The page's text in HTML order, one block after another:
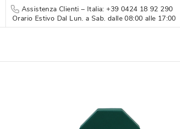
Assistenza Clienti – Italia: +39 0424 18 92 290
Orario Estivo Dal Lun. a Sab. dalle 08:00 alle 17:00